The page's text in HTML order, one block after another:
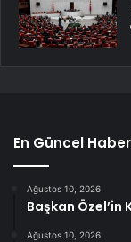
En Güncel
Ağustos 10, 2026
Başkan Özel’in
Ağustos 10, 2026